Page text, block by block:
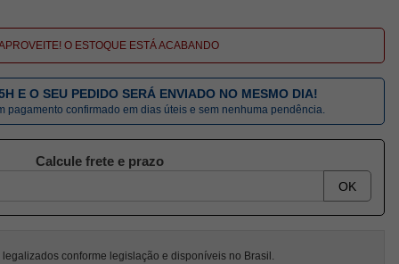
O ESTOQUE ESTÁ ACABANDO
E O SEU PEDIDO SERÁ ENVIADO NO MESMO DIA!
pagamento confirmado em dias úteis e sem nenhuma pendência.
Calcule frete e prazo
OK
legalizados conforme legislação e disponíveis no Brasil.